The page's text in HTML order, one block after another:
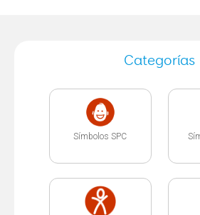
Categorías
Símbolos SPC